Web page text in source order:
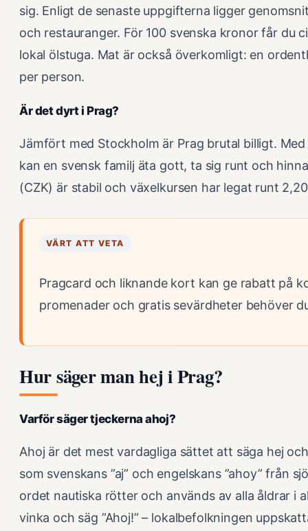
sig. Enligt de senaste uppgifterna ligger
och restauranger. För 100 svenska kronor får du
lokal ölstuga. Mat är också överkomligt: en
per person.
Är det dyrt i Prag?
Jämfört med Stockholm är Prag brutal billigt.
kan en svensk familj äta gott, ta sig runt och
(CZK) är stabil och växelkursen har legat runt
VÄRT ATT VETA
Pragcard och liknande kort kan ge rabatt på
promenader och gratis sevärdheter behöver
Hur säger man hej i Prag?
Varför säger tjeckerna ahoj?
Ahoj är det mest vardagliga sättet att säga hej
som svenskans ”aj” och engelskans ”ahoy” från
ordet nautiska rötter och används av alla åldrar i
vinka och säg ”Ahoj!” – lokalbefolkningen